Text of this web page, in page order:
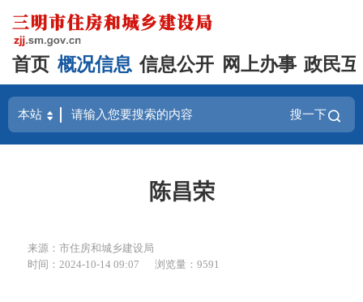
首页 概况信息 信息公开 网上办事 政民
搜一下
陈昌荣
来源：市住房和城乡建设局
时间：2024-10-14 09:07
浏览量：9591